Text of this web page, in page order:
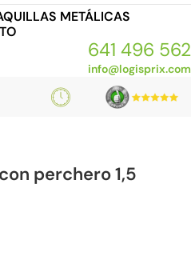
METÁLICAS
641 496 562
info@logisprix.com
perchero 1,5